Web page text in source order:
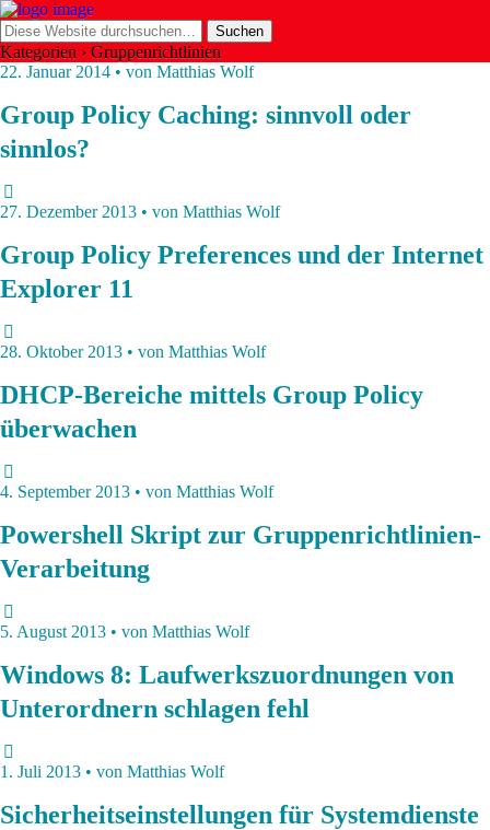
Kategorien › Gruppenrichtlinien
22. Januar 2014 • von Matthias Wolf
Group Policy Caching: sinnvoll oder
sinnlos?
27. Dezember 2013 • von Matthias Wolf
Group Policy Preferences und der Internet
Explorer 11
28. Oktober 2013 • von Matthias Wolf
DHCP-Bereiche mittels Group Policy
überwachen
4. September 2013 • von Matthias Wolf
Powershell Skript zur Gruppenrichtlinien-
Verarbeitung
5. August 2013 • von Matthias Wolf
Windows 8: Laufwerkszuordnungen von
Unterordnern schlagen fehl
1. Juli 2013 • von Matthias Wolf
Sicherheitseinstellungen für Systemdienste